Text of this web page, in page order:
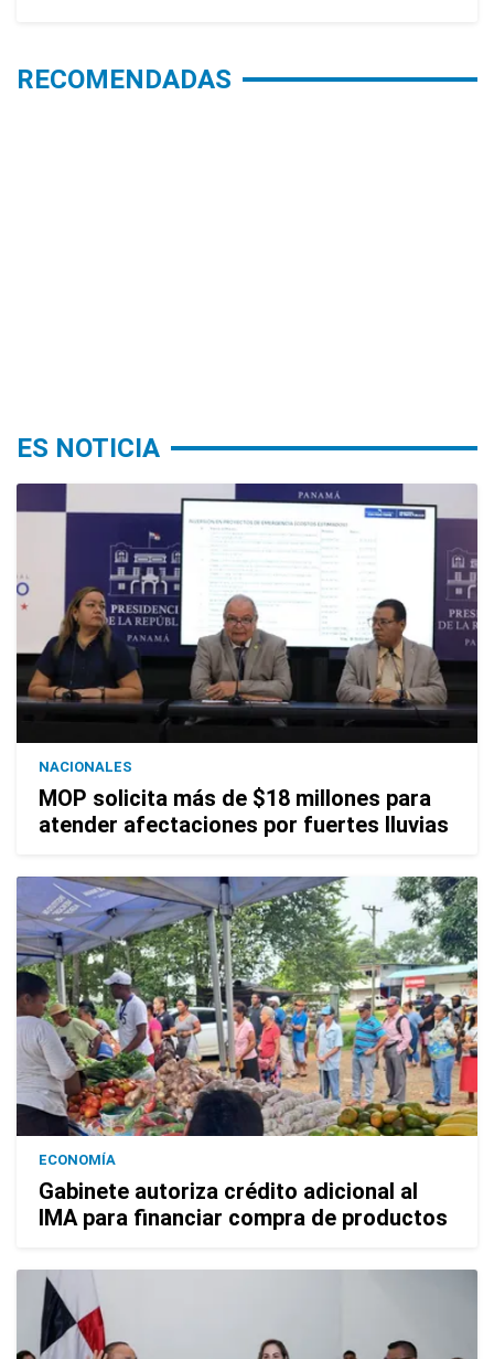
RECOMENDADAS
ES NOTICIA
NACIONALES
MOP solicita más de $18 millones para
atender afectaciones por fuertes lluvias
ECONOMÍA
Gabinete autoriza crédito adicional al
IMA para financiar compra de productos